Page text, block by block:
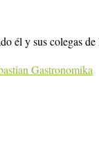
él y sus colegas
Gastronomika